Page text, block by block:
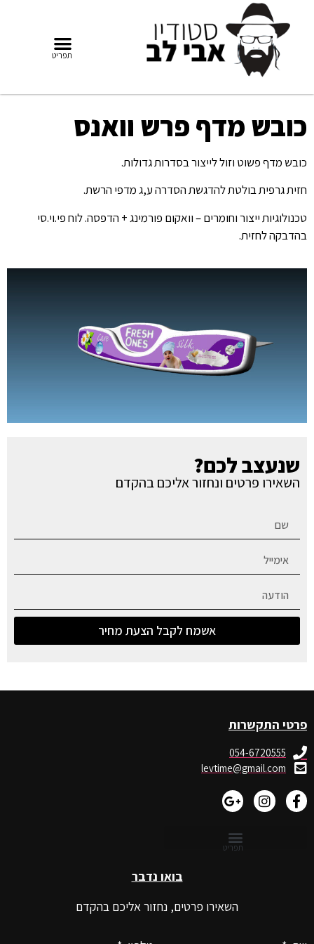
כובש מדף פרש וואנס
כובש מדף פשוט וזול לייצור בסדרות גדולות.
חזית גרפית בולטת להדגשת הסדרה ע,ג מדפי הרשת.
טכנולוגיות ייצור וחומרים – וואקום פורמינג + הדפסה. לוח פי.וי.סי
בהדבקה לחזית.
שנעצב לכם?
השאירו פרטים ונחזור אליכם בהקדם
אשמח לקבל הצעת מחיר
פרטי התקשרות
054-6720555
levtime@gmail.com
בואו נדבר
השאירו פרטים, נחזור אליכם בהקדם